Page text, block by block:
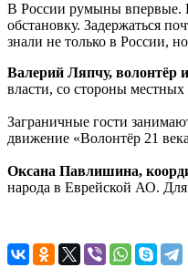
В России румыны впервые.
обстановку. Задержаться
знали не только в России,
Валерий Ляпчу, волонтёр
власти, со стороны
Заграничные гости
движение «Волонтёр 21
Оксана Павлишина,
народа в Еврейской АО.